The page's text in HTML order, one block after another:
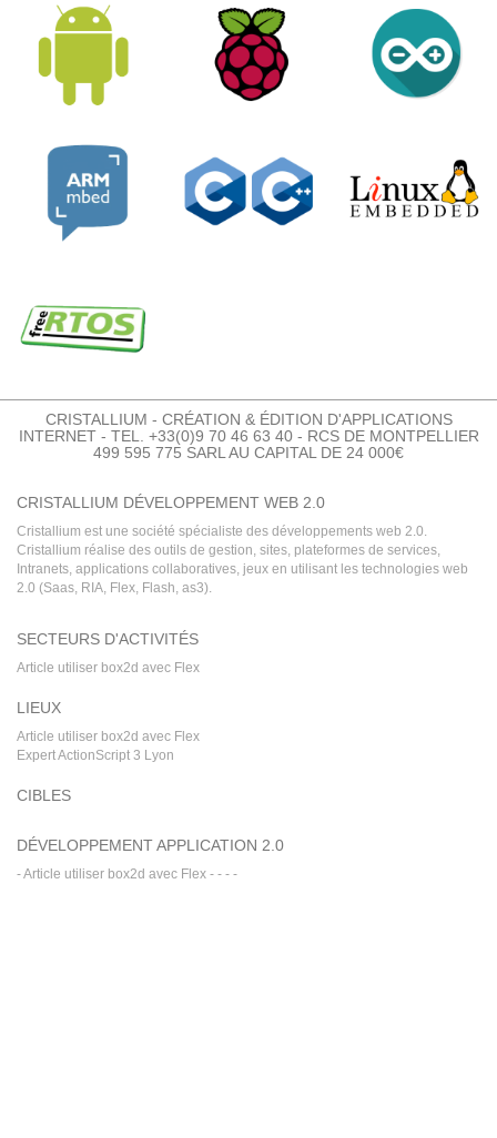
CRISTALLIUM - CRÉATION & ÉDITION D'APPLICATIONS
INTERNET - TEL. +33(0)9 70 46 63 40 - RCS DE MONTPELLIER
499 595 775 SARL AU CAPITAL DE 24 000€
CRISTALLIUM DÉVELOPPEMENT WEB 2.0
Cristallium est une société spécialiste des développements web 2.0.
Cristallium réalise des outils de gestion, sites, plateformes de services,
Intranets, applications collaboratives, jeux en utilisant les technologies web
2.0 (Saas, RIA, Flex, Flash, as3).
SECTEURS D'ACTIVITÉS
Article utiliser box2d avec Flex
LIEUX
Article utiliser box2d avec Flex
Expert ActionScript 3 Lyon
CIBLES
DÉVELOPPEMENT APPLICATION 2.0
-Article utiliser box2d avec Flex - - - -